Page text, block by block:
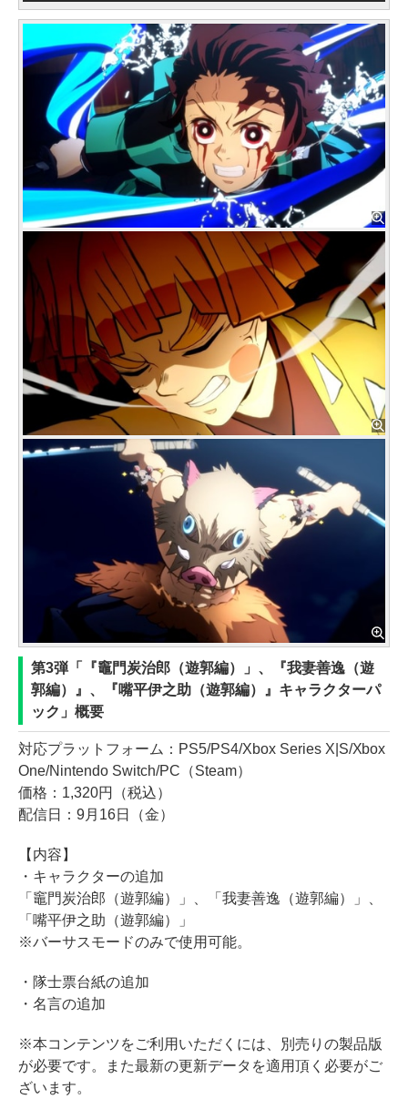
第3弾「『竈門炭治郎（遊郭編）」、『我妻善逸（遊
郭編）』、『嘴平伊之助（遊郭編）』キャラクターパ
ック」概要
対応プラットフォーム：PS5/PS4/Xbox Series X|S/Xbox
One/Nintendo Switch/PC（Steam）
価格：1,320円（税込）
配信日：9月16日（金）
【内容】
・キャラクターの追加
「竈門炭治郎（遊郭編）」、「我妻善逸（遊郭編）」、
「嘴平伊之助（遊郭編）」
※バーサスモードのみで使用可能。
・隊士票台紙の追加
・名言の追加
※本コンテンツをご利用いただくには、別売りの製品版
が必要です。また最新の更新データを適用頂く必要がご
ざいます。